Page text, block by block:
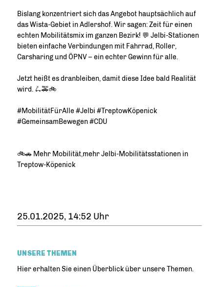
Bislang konzentriert sich das Angebot hauptsächlich auf
das Wista-Gebiet in Adlershof. Wir sagen: Zeit für einen
echten Mobilitätsmix im ganzen Bezirk! 💬 Jelbi-Stationen
bieten einfache Verbindungen mit Fahrrad, Roller,
Carsharing und ÖPNV – ein echter Gewinn für alle.
Jetzt heißt es dranbleiben, damit diese Idee bald Realität
wird. 🛴🚕🚲
#MobilitätFürAlle #Jelbi #TreptowKöpenick
#GemeinsamBewegen #CDU
🚲🚗 Mehr Mobilität,mehr Jelbi-Mobilitätsstationen in
Treptow-Köpenick
25.01.2025, 14:52 Uhr
UNSERE THEMEN
Hier erhalten Sie einen Überblick über unsere Themen.